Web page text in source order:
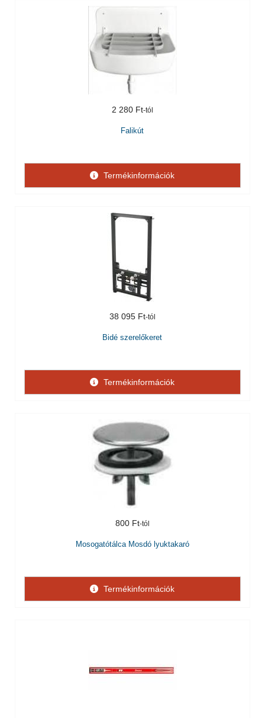
2 280 Ft
Falikút
Termékinformációk
38 095 Ft
Bidé szerelőkeret
Termékinformációk
800 Ft
Mosogatótálca Mosdó lyuktakaró
Termékinformációk